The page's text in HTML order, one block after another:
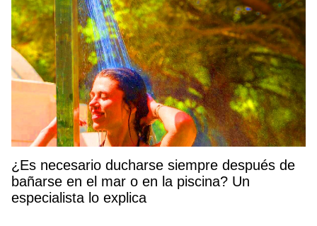
¿Es necesario ducharse siempre después de
bañarse en el mar o en la piscina? Un
especialista lo explica